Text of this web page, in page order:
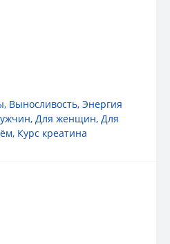
, Выносливость, Энергия
, Для женщин, Для
, Курс креатина